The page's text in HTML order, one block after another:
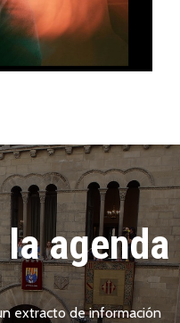
agenda
extracto de información